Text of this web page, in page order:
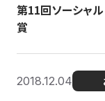
第11回ソーシャ
賞
2018.12.04